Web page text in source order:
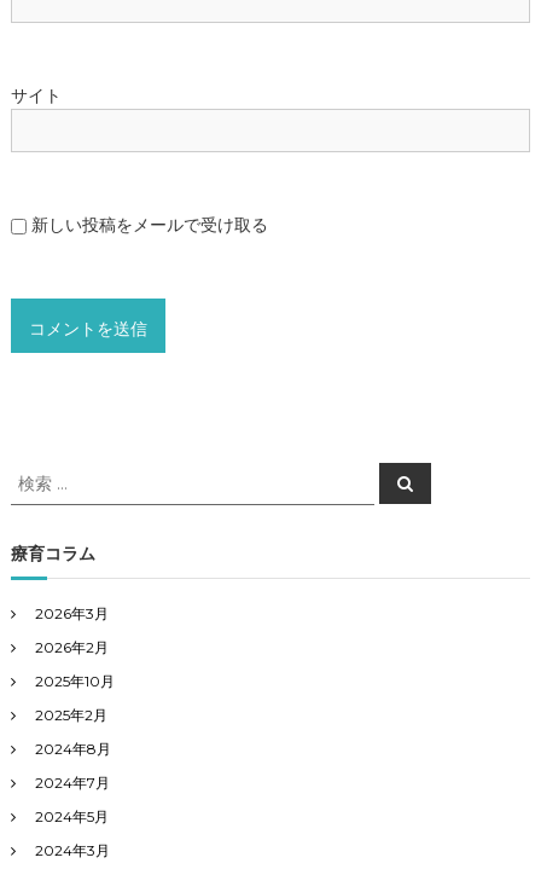
サイト
新しい投稿をメールで受け取る
検
索
象
:
検
索
療育コラム
2026年3月
2026年2月
2025年10月
2025年2月
2024年8月
2024年7月
2024年5月
2024年3月